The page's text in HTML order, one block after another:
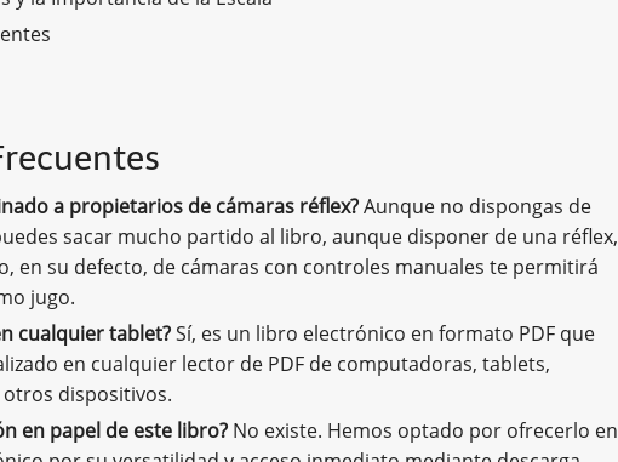
a propietarios de cámaras réflex?Aunque no dispongas de
sacar mucho partido al libro, aunque disponer de una réflex,
en su defecto, de cámaras con controles manuales te permitirá
jugo.
cualquier tablet?Sí, es un libro electrónico en formato PDF que
en cualquier lector de PDF de computadoras, tablets,
dispositivos.
en papel de este libro? No existe. Hemos optado por ofrecerlo en